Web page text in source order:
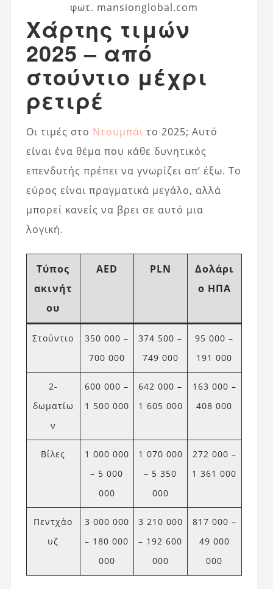
φωτ. mansionglobal.com
Χάρτης τιμών
2025 – από
στούντιο μέχρι
ρετιρέ
Οι τιμές στο Ντουμπάι το 2025; Αυτό
είναι ένα θέμα που κάθε δυνητικός
επενδυτής πρέπει να γνωρίζει απ’ έξω. Το
εύρος είναι πραγματικά μεγάλο, αλλά
μπορεί κανείς να βρει σε αυτό μια
λογική.
Τύπος
ακινήτ
ου
AED PLN
Δολάρι
ο ΗΠΑ
Στούντιο
350 000 –
700 000
374 500 –
749 000
95 000 –
191 000
2-
δωματίω
ν
600 000 –
1 500 000
642 000 –
1 605 000
163 000 –
408 000
Βίλες
1 000 000
– 5 000
000
1 070 000
– 5 350
000
272 000 –
1 361 000
Πεντχάο
υζ
3 000 000
– 180 000
000
3 210 000
– 192 600
000
817 000 –
49 000
000